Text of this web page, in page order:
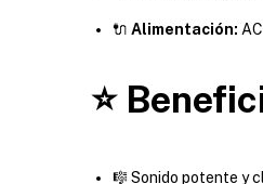
🔌 Alimentación:
⭐
🎼 Sonido potente y